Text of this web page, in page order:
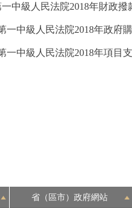
中級人民法院2018年財政
一中級人民法院2018年政府
一中級人民法院2018年項目
省（區市）政府網站